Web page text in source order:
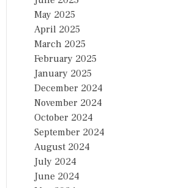
May 2025
April 2025
March 2025
February 2025
January 2025
December 2024
November 2024
October 2024
September 2024
August 2024
July 2024
June 2024